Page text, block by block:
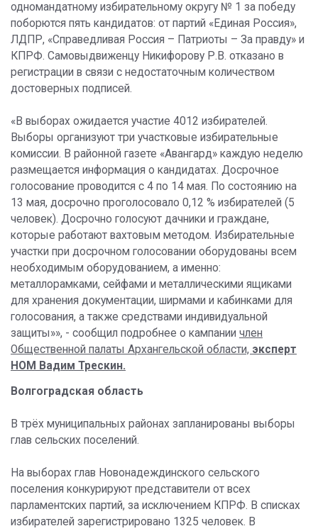
одномандатному избирательному округу № 1 за победу
поборются пять кандидатов: от партий «Единая Россия»,
ЛДПР, «Справедливая Россия – Патриоты – За правду» и
КПРФ. Самовыдвиженцу Никифорову Р.В. отказано в
регистрации в связи с недостаточным количеством
достоверных подписей.
«В выборах ожидается участие 4012 избирателей.
Выборы организуют три участковые избирательные
комиссии. В районной газете «Авангард» каждую неделю
размещается информация о кандидатах. Досрочное
голосование проводится с 4 по 14 мая. По состоянию на
13 мая, досрочно проголосовало 0,12 % избирателей (5
человек). Досрочно голосуют дачники и граждане,
которые работают вахтовым методом. Избирательные
участки при досрочном голосовании оборудованы всем
необходимым оборудованием, а именно:
металлорамками, сейфами и металлическими ящиками
для хранения документации, ширмами и кабинками для
голосования, а также средствами индивидуальной
защиты»», - сообщил подробнее о кампании член
Общественной палаты Архангельской области, эксперт
НОМ Вадим Трескин.
Волгоградская область
В трёх муниципальных районах запланированы выборы
глав сельских поселений.
На выборах глав Новонадеждинского сельского
поселения конкурируют представители от всех
парламентских партий, за исключением КПРФ. В списках
избирателей зарегистрировано 1325 человек. В